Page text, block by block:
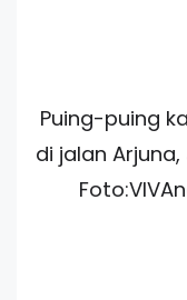
Puing-puing
di jalan Arjuna,